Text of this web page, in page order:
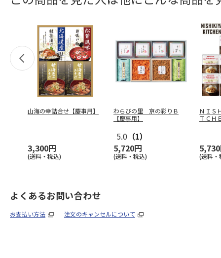
山海の幸詰合せ【慶事用】
3,300円
(送料・税込)
わらびの里 京の彩りＢ
【慶事用】
5.0 （1）
5,720円
(送料・税込)
ＮＩＳ
ＴＣＨ
ットＢ
(送料・
よくあるお問い合わせ
お支払い方法 注文のキャンセルについて